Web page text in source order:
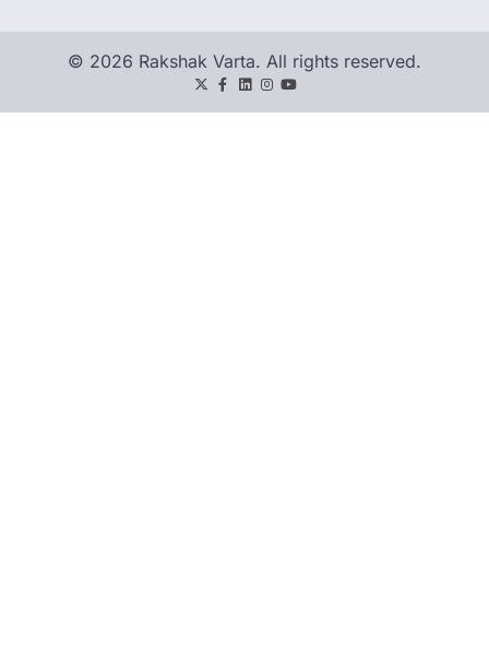
© 2026 Rakshak Varta. All rights reserved.
TwitterFacebook
LinkedIn
Instagram
youtube